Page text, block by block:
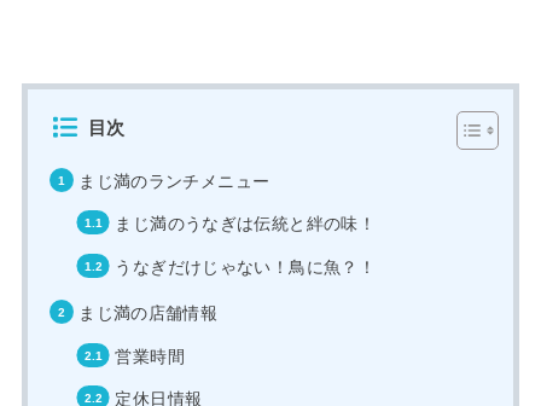
目次
まじ満のランチメニュー
まじ満のうなぎは伝統と絆の味！
うなぎだけじゃない！鳥に魚？！
まじ満の店舗情報
営業時間
定休日情報